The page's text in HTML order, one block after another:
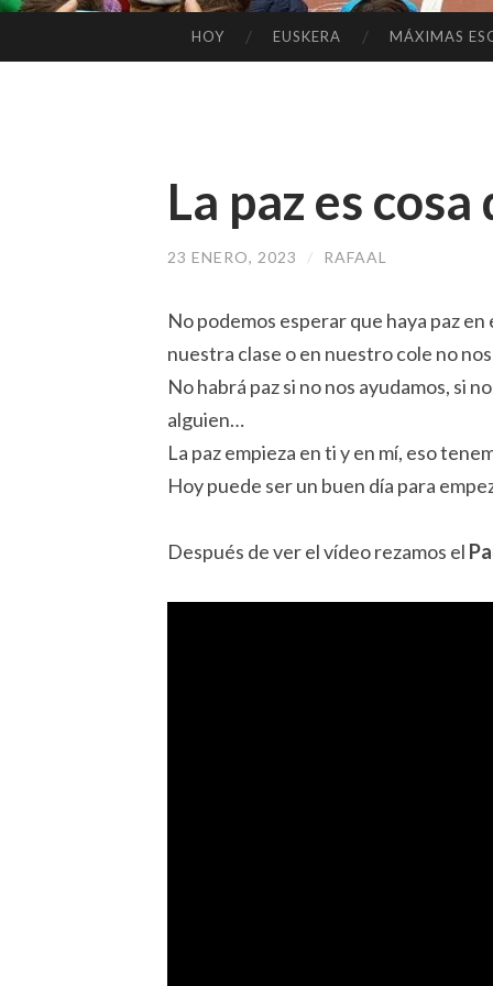
AL
HOY EUSKERA MÁXIMAS
La paz es
23 ENERO, 2023 / RAFAAL
No podemos esperar que haya paz
nuestra clase o en nuestro cole no
No habrá paz si no nos ayudamos, si
alguien…
La paz empieza en ti y en mí, eso
Hoy puede ser un buen día para
Después de ver el vídeo rezamos el